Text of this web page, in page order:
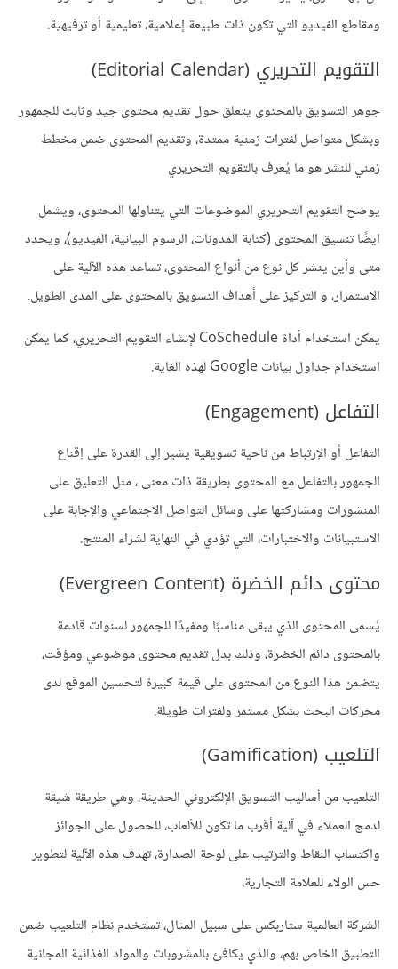
ومقاطع الفيديو التي تكون ذات طبيعة إعلامية، تعليمية أو ترفيهية.
التقويم التحريري (Editorial Calendar)
جوهر التسويق بالمحتوى يتعلق حول تقديم محتوى جيد وثابت للجمهور
وبشكل متواصل لفترات زمنية ممتدة، وتقديم المحتوى ضمن مخطط
زمني للنشر هو ما يُعرف بالتقويم التحريري
يوضح التقويم التحريري الموضوعات التي يتناولها المحتوى، ويشمل
ايضًا تنسيق المحتوى (كتابة المدونات، الرسوم البيانية، الفيديو)، ويحدد
متى وأين ينشر كل نوع من أنواع المحتوى، تساعد هذه الآلية على
الاستمرار، و التركيز على أهداف التسويق بالمحتوى على المدى الطويل.
يمكن استخدام أداة CoSchedule لإنشاء التقويم التحريري، كما يمكن
استخدام جداول بيانات Google لهذه الغاية.
التفاعل (Engagement)
التفاعل أو الإرتباط من ناحية تسويقية يشير إلى القدرة على إقناع
الجمهور بالتفاعل مع المحتوى بطريقة ذات معنى ، مثل التعليق على
المنشورات ومشاركتها على وسائل التواصل الاجتماعي والإجابة على
الاستبيانات والاختبارات، التي تؤدي في النهاية لشراء المنتج.
محتوى دائم الخضرة (Evergreen Content)
يُسمى المحتوى الذي يبقى مناسبًا ومفيدًا للجمهور لسنوات قادمة
بالمحتوى دائم الخضرة، وذلك بدل تقديم محتوى موضوعي ومؤقت،
يتضمن هذا النوع من المحتوى على قيمة كبيرة لتحسين الموقع لدى
محركات البحث بشكل مستمر ولفترات طويلة.
التلعيب (Gamification)
التلعيب من أساليب التسويق الإلكتروني الحديثة، وهي طريقة شيقة
لدمج العملاء في آلية أقرب ما تكون للألعاب، للحصول على الجوائز
واكتساب النقاط والترتيب على لوحة الصدارة، تهدف هذه الآلية لتطوير
حس الولاء للعلامة التجارية.
الشركة العالمية ستاربكس على سبيل المثال، تستخدم نظام التلعيب ضمن
التطبيق الخاص بهم، والذي يكافئ بالمشروبات والمواد الغذائية المجانية